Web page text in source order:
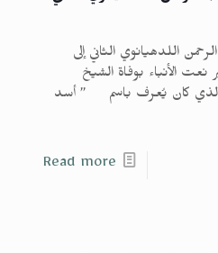
اللدهيانوي الثاني إلى
نعت الأنباء بوفاة الشيخ
كان يُعرف باسم ” أسد
Read more